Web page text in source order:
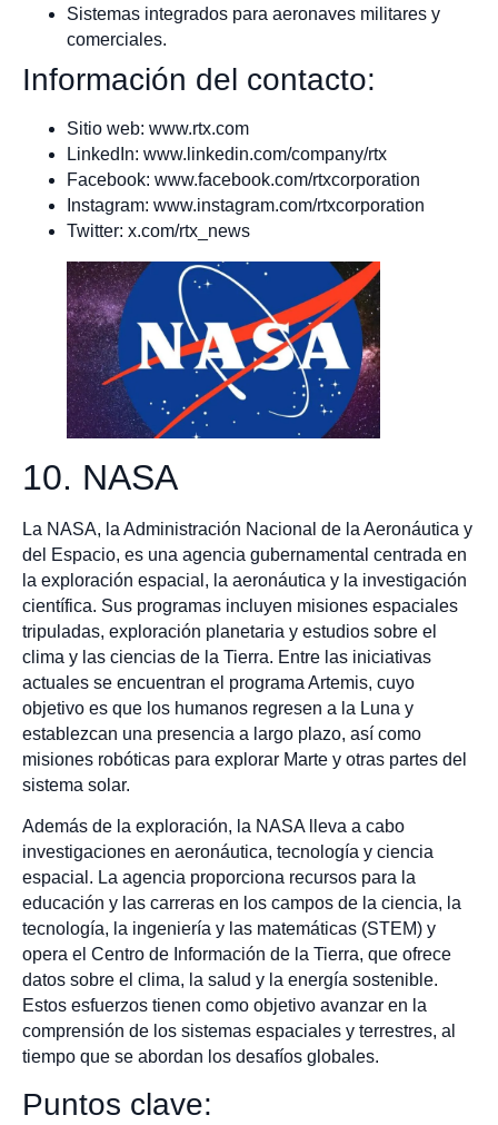
Sistemas integrados para aeronaves militares y
comerciales.
Información del contacto:
Sitio web: www.rtx.com
LinkedIn: www.linkedin.com/company/rtx
Facebook: www.facebook.com/rtxcorporation
Instagram: www.instagram.com/rtxcorporation
Twitter: x.com/rtx_news
10. NASA
La NASA, la Administración Nacional de la Aeronáutica y
del Espacio, es una agencia gubernamental centrada en
la exploración espacial, la aeronáutica y la investigación
científica. Sus programas incluyen misiones espaciales
tripuladas, exploración planetaria y estudios sobre el
clima y las ciencias de la Tierra. Entre las iniciativas
actuales se encuentran el programa Artemis, cuyo
objetivo es que los humanos regresen a la Luna y
establezcan una presencia a largo plazo, así como
misiones robóticas para explorar Marte y otras partes del
sistema solar.
Además de la exploración, la NASA lleva a cabo
investigaciones en aeronáutica, tecnología y ciencia
espacial. La agencia proporciona recursos para la
educación y las carreras en los campos de la ciencia, la
tecnología, la ingeniería y las matemáticas (STEM) y
opera el Centro de Información de la Tierra, que ofrece
datos sobre el clima, la salud y la energía sostenible.
Estos esfuerzos tienen como objetivo avanzar en la
comprensión de los sistemas espaciales y terrestres, al
tiempo que se abordan los desafíos globales.
Puntos clave: